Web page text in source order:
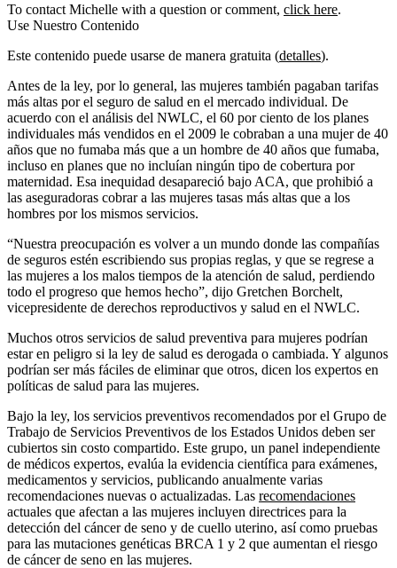
To contact Michelle with a question or comment, click here.
Use Nuestro Contenido
Este contenido puede usarse de manera gratuita (detalles).
Antes de la ley, por lo general, las mujeres también pagaban tarifas
más altas por el seguro de salud en el mercado individual. De
acuerdo con el análisis del NWLC, el 60 por ciento de los planes
individuales más vendidos en el 2009 le cobraban a una mujer de 40
años que no fumaba más que a un hombre de 40 años que fumaba,
incluso en planes que no incluían ningún tipo de cobertura por
maternidad. Esa inequidad desapareció bajo ACA, que prohibió a
las aseguradoras cobrar a las mujeres tasas más altas que a los
hombres por los mismos servicios.
“Nuestra preocupación es volver a un mundo donde las compañías
de seguros estén escribiendo sus propias reglas, y que se regrese a
las mujeres a los malos tiempos de la atención de salud, perdiendo
todo el progreso que hemos hecho”, dijo Gretchen Borchelt,
vicepresidente de derechos reproductivos y salud en el NWLC.
Muchos otros servicios de salud preventiva para mujeres podrían
estar en peligro si la ley de salud es derogada o cambiada. Y algunos
podrían ser más fáciles de eliminar que otros, dicen los expertos en
políticas de salud para las mujeres.
Bajo la ley, los servicios preventivos recomendados por el Grupo de
Trabajo de Servicios Preventivos de los Estados Unidos deben ser
cubiertos sin costo compartido. Este grupo, un panel independiente
de médicos expertos, evalúa la evidencia científica para exámenes,
medicamentos y servicios, publicando anualmente varias
recomendaciones nuevas o actualizadas. Las recomendaciones
actuales que afectan a las mujeres incluyen directrices para la
detección del cáncer de seno y de cuello uterino, así como pruebas
para las mutaciones genéticas BRCA 1 y 2 que aumentan el riesgo
de cáncer de seno en las mujeres.